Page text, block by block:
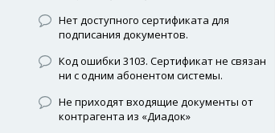
Нет доступного сертификата для
подписания документов.
Код ошибки 3103. Сертификат не связан
ни с одним абонентом системы.
Не приходят входящие документы от
контрагента из «Диадок»